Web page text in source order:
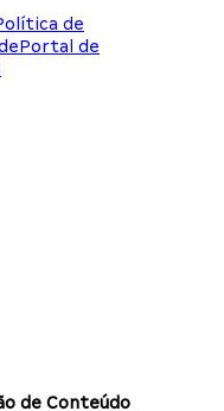
de
Portal de
de Conteúdo